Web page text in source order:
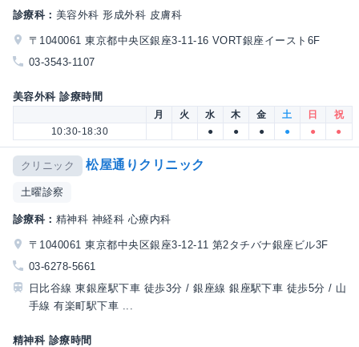
診療科： 美容外科 形成外科 皮膚科
〒1040061 東京都中央区銀座3-11-16 VORT銀座イースト6F
03-3543-1107
美容外科 診療時間
月 火 水 木 金 土 日
祝
10:30-18:30
● ● ● ● ● ●
クリニック 松屋通りクリニック
土曜診察
診療科： 精神科 神経科 心療内科
〒1040061 東京都中央区銀座3-12-11 第2タチバナ銀座ビル3F
03-6278-5661
日比谷線 東銀座駅下車 徒歩3分 / 銀座線 銀座駅下車 徒歩5分 / 山
手線 有楽町駅下車 ...
精神科 診療時間